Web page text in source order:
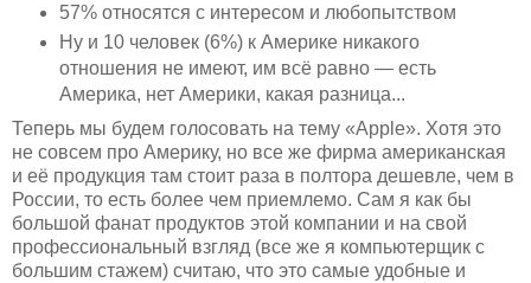
57% относятся с интересом и любопытством
Ну и 10 человек (6%) к Америке никакого
отношения не имеют, им всё равно — есть
Америка, нет Америки, какая разница...
Теперь мы будем голосовать на тему «Apple». Хотя это
не совсем про Америку, но все же фирма американская
и её продукция там стоит раза в полтора дешевле, чем в
России, то есть более чем приемлемо. Сам я как бы
большой фанат продуктов этой компании и на свой
профессиональный взгляд (все же я компьютерщик с
большим стажем) считаю, что это самые удобные и